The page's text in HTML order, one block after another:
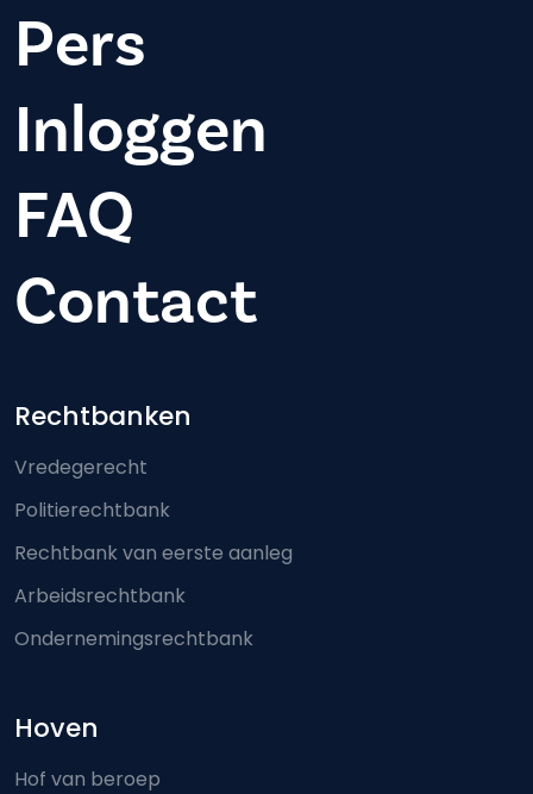
Pers
Inloggen
FAQ
Contact
Footer-menu
Rechtbanken
Vredegerecht
Politierechtbank
Rechtbank van eerste aanleg
Arbeidsrechtbank
Ondernemingsrechtbank
Hoven
Hof van beroep